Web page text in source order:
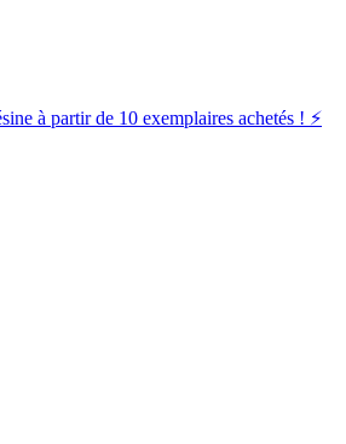
à partir de 10 exemplaires achetés ! ⚡️